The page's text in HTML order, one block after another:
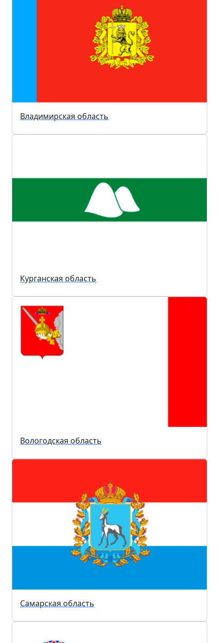
Владимирская область
Курганская область
Вологодская область
Самарская область